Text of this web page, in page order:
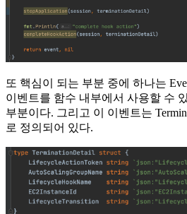
또 핵심이 되는 부분 중에 하나는
이벤트를 함수 내부에서 사용할 수
부분이다. 그리고 이 이벤트는
로 정의되어 있다.